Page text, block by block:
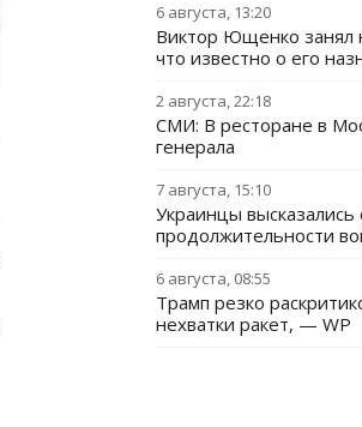
6 августа, 13:20
Виктор Ющенко занял
что известно о его
2 августа, 22:18
СМИ: В ресторане в
генерала
7 августа, 15:10
Украинцы высказались
продолжительности
6 августа, 08:55
Трамп резко
нехватки ракет, — WP